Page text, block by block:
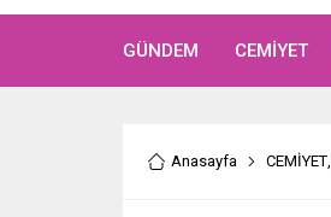
GÜNDEM CEMİYET
Anasayfa CEMİYET,